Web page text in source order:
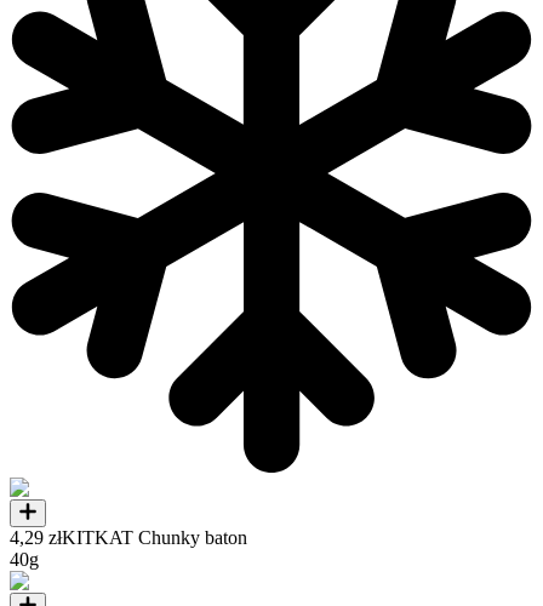
4,29 złKITKAT Chunky baton
40g